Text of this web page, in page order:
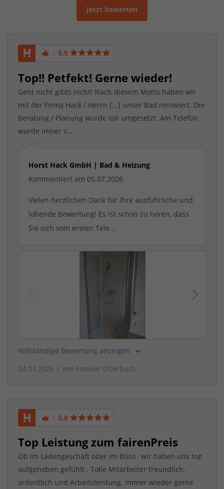
Jetzt bewerten
5,0
Top!! Petfekt! Gerne wieder!
Geht nicht gibts nicht! Nach diesem Motto haben wir
mit der Firma Hack / Herrn [...] unser Bad renoviert. Die
Beratung / Planung wurde toll umgesetzt. Am Telefon
wurde imner s...
Horst Hack GmbH | Bad & Heizung
Kommentiert am 05.07.2026
Vielen herzlichen Dank für Ihre ausführliche und
lobende Bewertung! Es ist schön zu hören, dass
Sie sich vom ersten Tele...
Vollständige Bewertung anzeigen
04.07.2026 | von Familie Otterbach
5,0
Top Leistung zum fairenPreis
Ob im Ladengeschäft oder im Büro , wir haben uns top
aufgehoben gefühlt . Tolle Mitarbeiter freundlich,
ordentlich und Arbeitsleistung. Immer wieder gerne